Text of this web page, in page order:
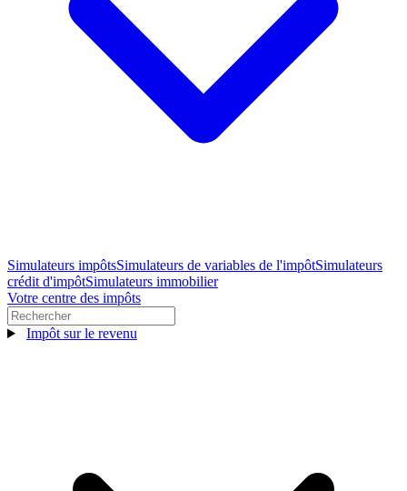
Simulateurs impôtsSimulateurs de variables de l'impôtSimulateurs
crédit d'impôtSimulateurs immobilier
Votre centre des impôts
Impôt sur le revenu